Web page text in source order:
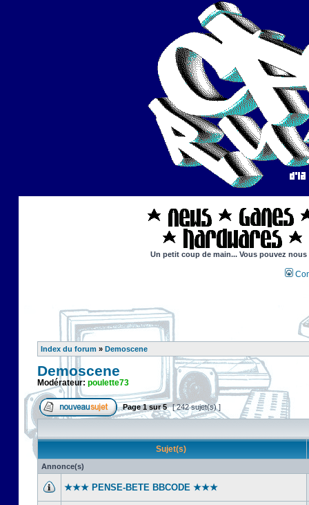
Un petit coup de main... Vous pouvez
Index du forum » Demoscene
Demoscene
Modérateur: poulette73
Page1sur5 [ 242 sujet(s) ]
Sujet(s)
Annonce(s)
★★★ PENSE-BETE BBCODE ★★★